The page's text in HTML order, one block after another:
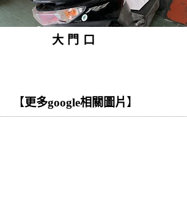
大門口
【更多google相關圖片 】